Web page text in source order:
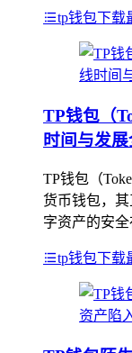
tp钱包下载
TP钱包（
时间与发
TP钱包（
货币钱包，
字资产的安
tp钱包下载